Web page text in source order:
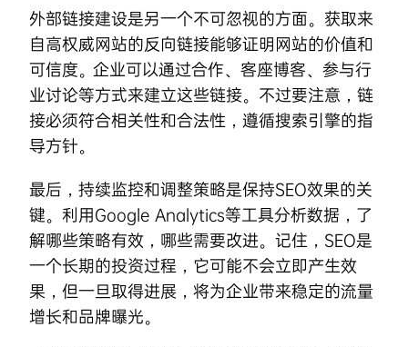
外部链接建设是另一个不可忽视的方面。获取来
自高权威网站的反向链接能够证明网站的价值和
可信度。企业可以通过合作、客座博客、参与行
业讨论等方式来建立这些链接。不过要注意，链
接必须符合相关性和合法性，遵循搜索引擎的指
导方针。
最后，持续监控和调整策略是保持SEO效果的关
键。利用Google Analytics等工具分析数据，了
解哪些策略有效，哪些需要改进。记住，SEO是
一个长期的投资过程，它可能不会立即产生效
果，但一旦取得进展，将为企业带来稳定的流量
增长和品牌曝光。